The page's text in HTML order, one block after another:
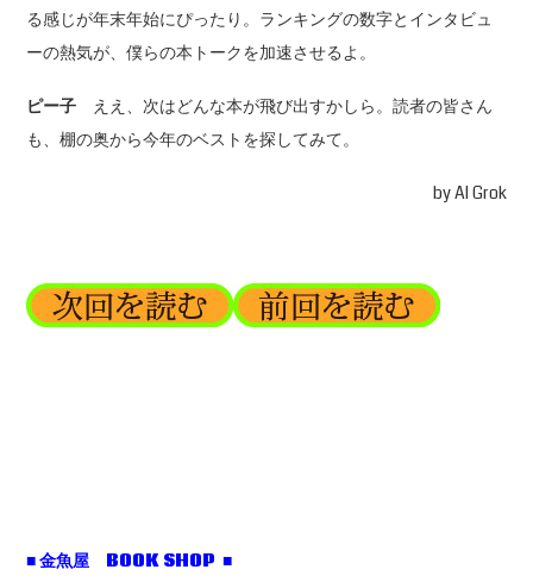
る感じが年末年始にぴったり。ランキングの数字とインタビュ
ーの熱気が、僕らの本トークを加速させるよ。
ピー子 ええ、次はどんな本が飛び出すかしら。読者の皆さん
も、棚の奥から今年のベストを探してみて。
by AI Grok
■ 金魚屋 BOOK SHOP ■